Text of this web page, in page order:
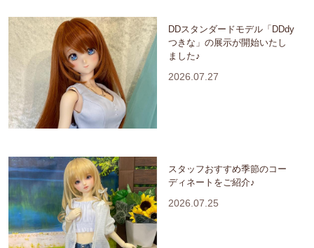
DDスタンダードモデル「DDdy
つきな」の展示が開始いたし
ました♪
2026.07.27
スタッフおすすめ季節のコー
ディネートをご紹介♪
2026.07.25